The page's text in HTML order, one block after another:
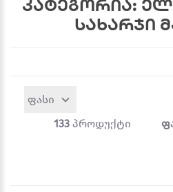
კატეგორია:
სახარჯი
ფასი
133 პროდუქტი